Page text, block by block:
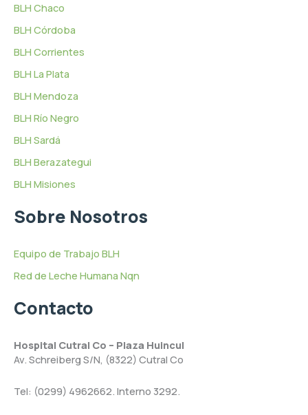
BLH Chaco
BLH Córdoba
BLH Corrientes
BLH La Plata
BLH Mendoza
BLH Río Negro
BLH Sardá
BLH Berazategui
BLH Misiones
Sobre Nosotros
Equipo de Trabajo BLH
Red de Leche Humana Nqn
Contacto
Hospital Cutral Co – Plaza Huincul
Av. Schreiberg S/N, (8322) Cutral Co
Tel: (0299) 4962662. Interno 3292.